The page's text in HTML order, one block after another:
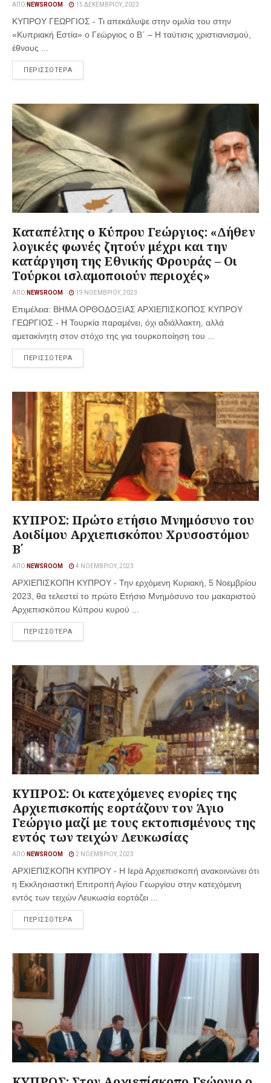
ΑΠΌ NEWSROOM 15 ΔΕΚΕΜΒΡΊΟΥ, 2023
ΚΥΠΡΟΥ ΓΕΩΡΓΙΟΣ - Τι απεκάλυψε στην ομιλία του στην
«Κυπριακή Εστία» ο Γεώργιος ο Β΄ – Η ταύτισις χριστιανισμού,
έθνους ...
ΠΕΡΙΣΣΟΤΕΡΑ
Καταπέλτης ο Κύπρου Γεώργιος: «Δήθεν
λογικές φωνές ζητούν μέχρι και την
κατάργηση της Εθνικής Φρουράς – Οι
Τούρκοι ισλαμοποιούν περιοχές»
ΑΠΌ NEWSROOM 19 ΝΟΕΜΒΡΊΟΥ, 2023
Επιμέλεια: ΒΗΜΑ ΟΡΘΟΔΟΞΙΑΣ ΑΡΧΙΕΠΙΣΚΟΠΟΣ ΚΥΠΡΟΥ
ΓΕΩΡΓΙΟΣ - Η Τουρκία παραμένει, όχι αδιάλλακτη, αλλά
αμετακίνητη στον στόχο της για τουρκοποίηση του ...
ΠΕΡΙΣΣΟΤΕΡΑ
ΚΥΠΡΟΣ: Πρώτο ετήσιο Μνημόσυνο του
Αοιδίμου Αρχιεπισκόπου Χρυσοστόμου
Β΄
ΑΠΌ NEWSROOM 4 ΝΟΕΜΒΡΊΟΥ, 2023
ΑΡΧΙΕΠΙΣΚΟΠΗ ΚΥΠΡΟΥ - Την ερχόμενη Κυριακή, 5 Νοεμβρίου
2023, θα τελεστεί το πρώτο Ετήσιο Μνημόσυνο του μακαριστού
Αρχιεπισκόπου Κύπρου κυρού ...
ΠΕΡΙΣΣΟΤΕΡΑ
ΚΥΠΡΟΣ: Οι κατεχόμενες ενορίες της
Αρχιεπισκοπής εορτάζουν τον Άγιο
Γεώργιο μαζί με τους εκτοπισμένους της
εντός των τειχών Λευκωσίας
ΑΠΌ NEWSROOM 2 ΝΟΕΜΒΡΊΟΥ, 2023
ΑΡΧΙΕΠΙΣΚΟΠΗ ΚΥΠΡΟΥ - Η Ιερά Αρχιεπισκοπή ανακοινώνει ότι
η Εκκλησιαστική Επιτροπή Αγίου Γεωργίου στην κατεχόμενη
εντός των τειχών Λευκωσία εορτάζει ...
ΠΕΡΙΣΣΟΤΕΡΑ